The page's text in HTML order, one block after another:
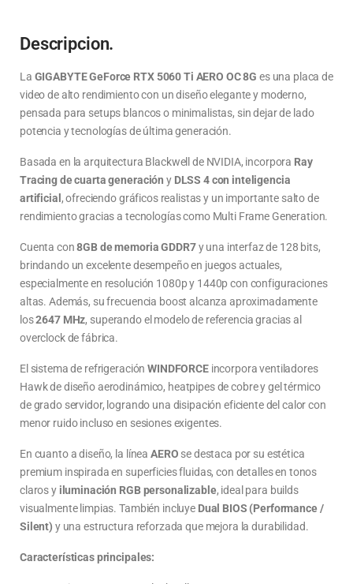
Descripcion.
La GIGABYTE GeForce RTX 5060 Ti AERO OC 8G es una placa de
video de alto rendimiento con un diseño elegante y moderno,
pensada para setups blancos o minimalistas, sin dejar de lado
potencia y tecnologías de última generación.
Basada en la arquitectura Blackwell de NVIDIA, incorpora Ray
Tracing de cuarta generación y DLSS 4 con inteligencia
artificial, ofreciendo gráficos realistas y un importante salto de
rendimiento gracias a tecnologías como Multi Frame Generation.
Cuenta con8GB de memoria GDDR7y una interfaz de 128 bits,
brindando un excelente desempeño en juegos actuales,
especialmente en resolución 1080p y 1440p con configuraciones
altas. Además, su frecuencia boost alcanza aproximadamente
los2647 MHz, superando el modelo de referencia gracias al
overclock de fábrica.
El sistema de refrigeraciónWINDFORCEincorpora ventiladores
Hawk de diseño aerodinámico, heatpipes de cobre y gel térmico
de grado servidor, logrando una disipación eficiente del calor con
menor ruido incluso en sesiones exigentes.
En cuanto a diseño, la línea AERO se destaca por su estética
premium inspirada en superficies fluidas, con detalles en tonos
claros y iluminación RGB personalizable, ideal para builds
visualmente limpias. También incluye Dual BIOS (Performance /
Silent) y una estructura reforzada que mejora la durabilidad.
Características principales: